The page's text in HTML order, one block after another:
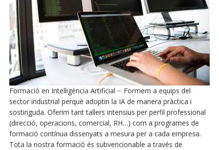
Formació en Intel·ligència Artificial ··· Formem a equips del
sector industrial perquè adoptin la IA de manera pràctica i
sostinguda. Oferim tant tallers intensius per perfil professional
(direcció, operacions, comercial, RH…) com a programes de
formació contínua dissenyats a mesura per a cada empresa.
Tota la nostra formació és subvencionable a través de